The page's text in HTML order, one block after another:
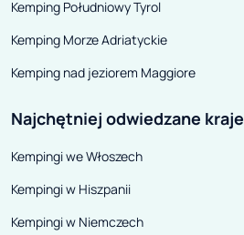
Lekka konstrukcja, odpowiednie
wyposażenie, komfortowa
rozwiązania – to one liczą się
najbardziej. Waga – poniżej 650
kg być może nie budzi wielkiego
zachwytu, z łatwością
znajdziemy lżejsze modele, jednak
Kemping Południowy Tyrol
Kemping Morze Adriatyckie
Kemping nad jeziorem Maggiore
Najchętniej odwiedzane kraje
Kempingi we Włoszech
Kempingi w Hiszpanii
Kempingi w Niemczech